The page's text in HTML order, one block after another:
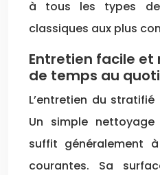
à tous les types
classiques aux plus
Entretien facile et
de temps au
L’entretien du
Un simple nettoyage
suffit généralement
courantes. Sa